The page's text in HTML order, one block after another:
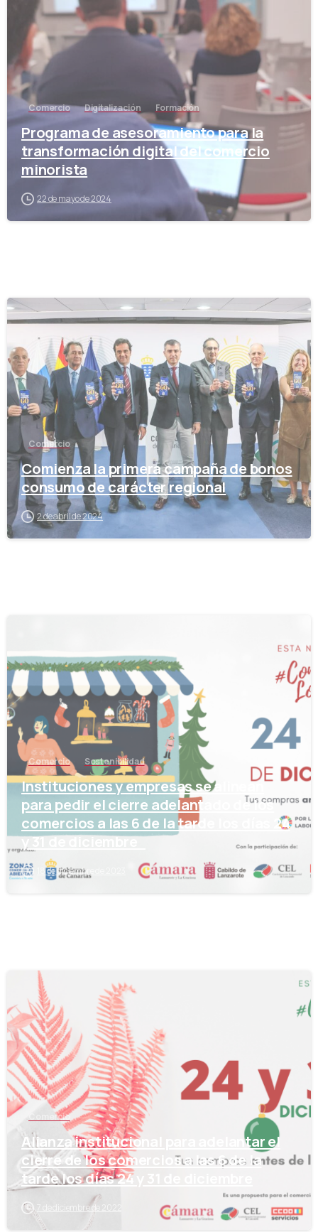
Comercio Digitalización Formación
Programa de asesoramiento para la
transformación digital del comercio
minorista
22 de mayo de 2024
-
Comercio
Comienza la primera campaña de bonos
consumo de carácter regional
2 de abril de 2024
Comercio Sostenibilidad
Instituciones y empresas se alinean
para pedir el cierre adelantado de los
comercios a las 6 de la tarde los días 24
y 31 de diciembre
18 de diciembre de 2023
Comercio
Alianza institucional para adelantar el
cierre de los comercios a las 6 de la
tarde los días 24 y 31 de diciembre
7 de diciembre de 2022